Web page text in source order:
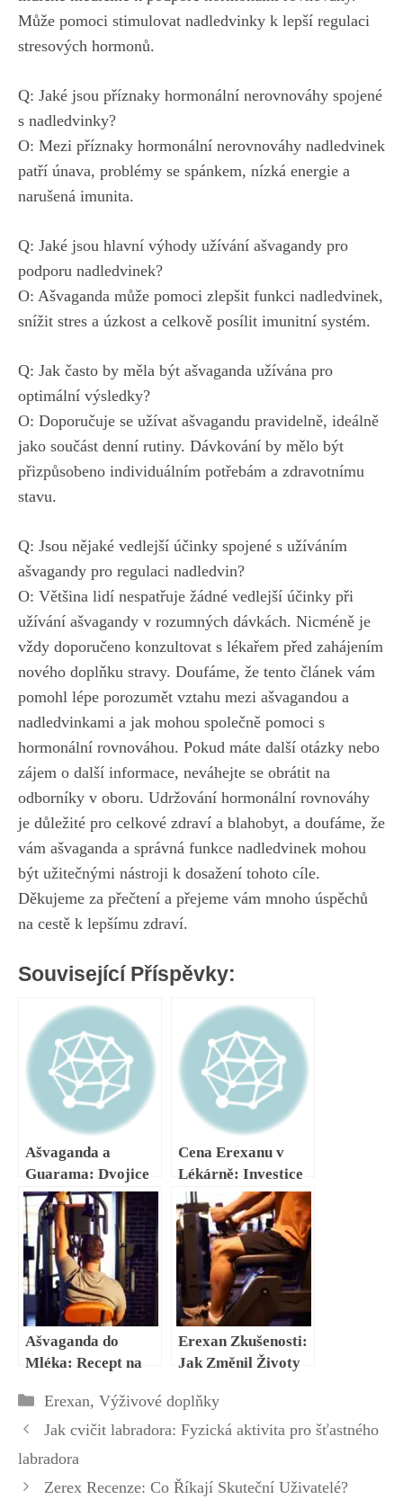
Může pomoci ​stimulovat nadledvinky ‍k ⁢lepší ⁣regulaci
stresových hormonů.
Q: Jaké jsou příznaky⁤ hormonální nerovnováhy spojené⁣
s nadledvinky?
O: Mezi příznaky hormonální nerovnováhy nadledvinek
patří únava, problémy se spánkem, nízká energie a
narušená imunita.
Q: Jaké jsou⁣ hlavní⁢ výhody užívání ašvagandy ​pro
podporu nadledvinek?
O:‌ Ašvaganda může pomoci zlepšit funkci nadledvinek,
snížit stres a úzkost a celkově‌ posílit imunitní‌ systém.
Q: Jak často by ‌měla být ⁤ašvaganda užívána pro
optimální výsledky?
O: Doporučuje⁢ se ‍užívat ašvagandu pravidelně, ideálně
jako⁤ součást denní rutiny. Dávkování by mělo být
přizpůsobeno individuálním potřebám a‌ zdravotnímu
stavu.
Q: Jsou ⁢nějaké⁢ vedlejší⁢ účinky ​spojené s užíváním
ašvagandy‍ pro ⁢regulaci nadledvin?
O: Většina ⁢lidí nespatřuje ‌žádné vedlejší účinky při
užívání ašvagandy ‌v rozumných dávkách. Nicméně je
vždy doporučeno konzultovat s lékařem před zahájením‍
nového‌ doplňku stravy. ⁢Doufáme, ⁣že⁢ tento článek vám
pomohl‌ lépe porozumět vztahu mezi⁢ ašvagandou a
nadledvinkami a ⁣jak mohou společně pomoci s
hormonální rovnováhou. Pokud máte‍ další otázky ⁤nebo
zájem o další informace, neváhejte se obrátit na
odborníky v oboru. Udržování hormonální ⁤rovnováhy
je důležité pro celkové zdraví a blahobyt, ⁣a⁣ doufáme, že
vám ⁣ašvaganda a správná ⁢funkce nadledvinek mohou
být užitečnými nástroji k dosažení tohoto cíle.
Děkujeme ⁣za přečtení a ⁤přejeme vám mnoho úspěchů
na cestě k lepšímu zdraví. ⁣
Související Příspěvky:
Ašvaganda a
Guarama: Dvojice
pro Energetický
Boost
Cena Erexanu v
Lékárně: Investice
do Vašeho Zdraví?
Ašvaganda do
Mléka: Recept na
Erexan Zkušenosti:
Jak Změnil Životy
Rubriky
Erexan, Výživové doplňky
Jak cvičit labradora: Fyzická aktivita pro šťastného
labradora
Zerex Recenze: Co Říkají Skuteční Uživatelé?